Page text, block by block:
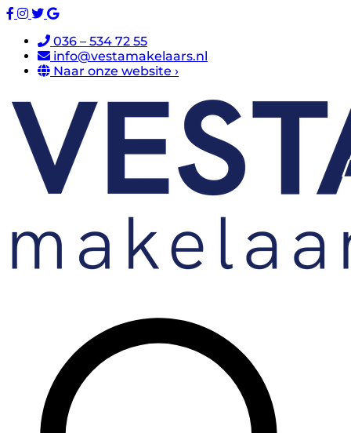
036 – 534 72 55
info@vestamakelaars.nl
Naar onze website ›